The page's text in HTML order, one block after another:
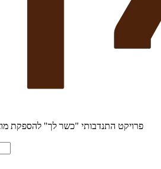
פרויקט התנדבותי "כשר לך" להספקת